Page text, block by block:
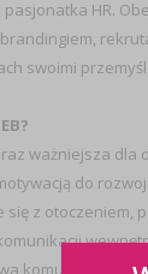
HR.
swoimi
ważniejsza
do
z